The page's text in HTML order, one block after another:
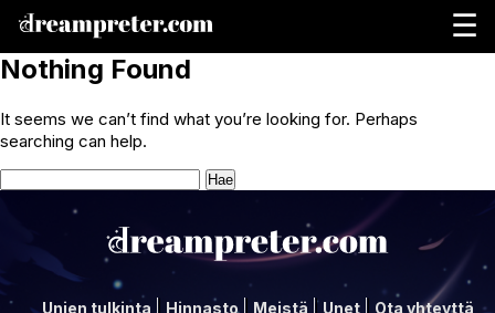
☰
Nothing Found
It seems we can’t find what you’re looking for. Perhaps
searching can help.
Haku:
Unien tulkinta Hinnasto Meistä Unet Ota yhteyttä